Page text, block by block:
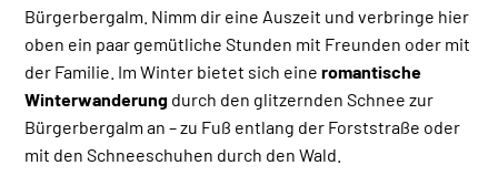
Bürgerbergalm. Nimm dir eine Auszeit und verbringe hier
oben ein paar gemütliche Stunden mit Freunden oder mit
der Familie. Im Winter bietet sich eineromantische
Winterwanderung durch den glitzernden Schnee zur
Bürgerbergalm an – zu Fuß entlang der Forststraße oder
mit den Schneeschuhen durch den Wald.